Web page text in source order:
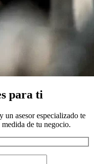
para ti
un asesor especializado te
de tu negocio.